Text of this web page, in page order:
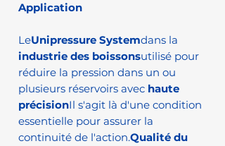
Application
LeUnipressure Systemdans la
industrie des boissonsutilisé pour
réduire la pression dans un ou
plusieurs réservoirs avec haute
précisionIl s'agit là d'une condition
essentielle pour assurer la
continuité de l'action.Qualité du